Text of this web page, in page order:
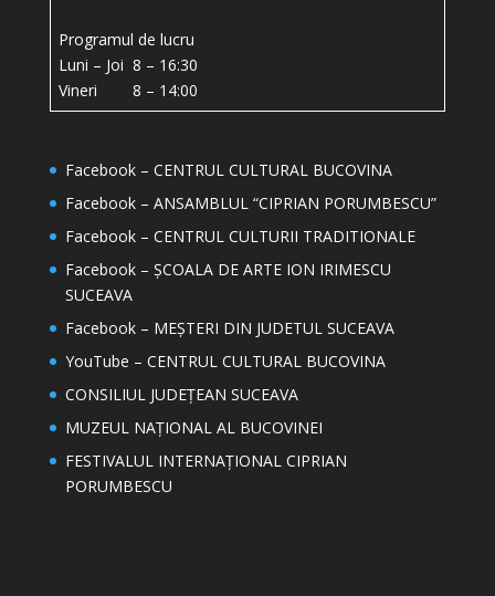
Programul de lucru
Luni – Joi 8 – 16:30
Vineri 8 – 14:00
Facebook – CENTRUL CULTURAL BUCOVINA
Facebook – ANSAMBLUL “CIPRIAN PORUMBESCU”
Facebook – CENTRUL CULTURII TRADITIONALE
Facebook – ȘCOALA DE ARTE ION IRIMESCU
SUCEAVA
Facebook – MEȘTERI DIN JUDETUL SUCEAVA
YouTube – CENTRUL CULTURAL BUCOVINA
CONSILIUL JUDEȚEAN SUCEAVA
MUZEUL NAȚIONAL AL BUCOVINEI
FESTIVALUL INTERNAȚIONAL CIPRIAN
PORUMBESCU